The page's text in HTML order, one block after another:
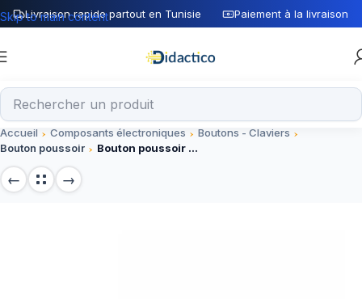
Livraison rapide partout en Tunisie Paiement à la livraison
Skip to main content
Accueil Composants électroniques
Boutons - Claviers
Bouton poussoir
Bouton poussoir PBS-110 7 mm 2 PIN Press On-NO rouge 3A/125V 1A/250V